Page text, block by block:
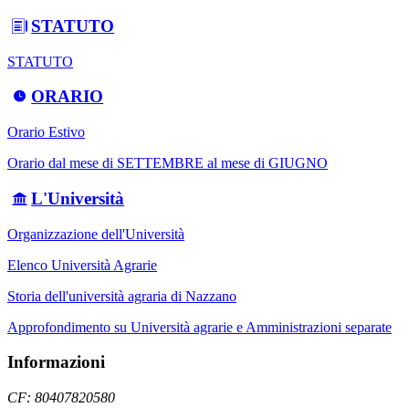
STATUTO
STATUTO
ORARIO
Orario Estivo
Orario dal mese di SETTEMBRE al mese di GIUGNO
L'Università
Organizzazione dell'Università
Elenco Università Agrarie
Storia dell'università agraria di Nazzano
Approfondimento su Università agrarie e Amministrazioni separate
Informazioni
CF: 80407820580